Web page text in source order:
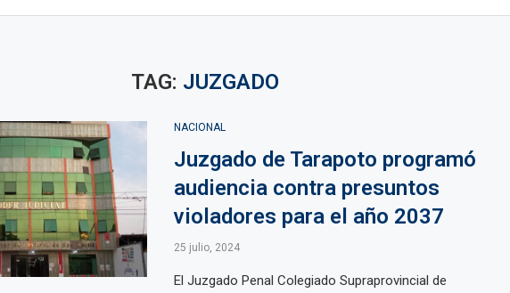
TAG: JUZGADO
NACIONAL
Juzgado de Tarapoto programó
audiencia contra presuntos
violadores para el año 2037
25 julio, 2024
El Juzgado Penal Colegiado Supraprovincial de